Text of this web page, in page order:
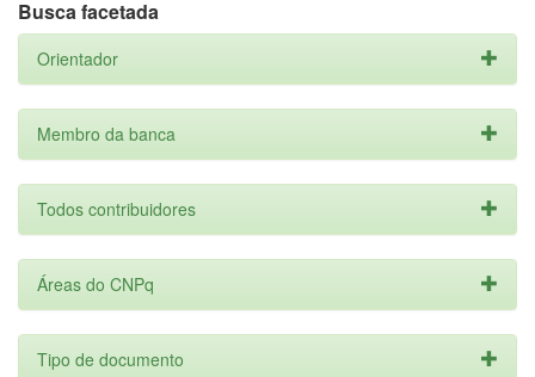
Busca facetada
Orientador
Membro da banca
Todos contribuidores
Áreas do CNPq
Tipo de documento